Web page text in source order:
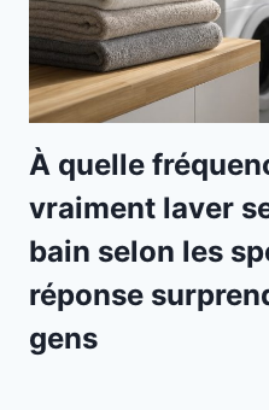
À quelle
vraiment laver
bain selon les
réponse
gens